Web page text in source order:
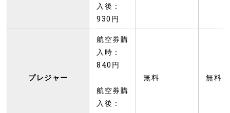
入後：
930円
プレジャー
航空券購
入時：
840円
航空券購
入後：
無料 無料